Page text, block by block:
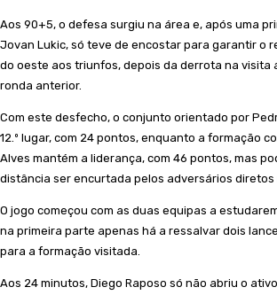
Aos 90+5, o defesa surgiu na área e, após uma
Jovan Lukic, só teve de encostar para garantir o
do oeste aos triunfos, depois da derrota na visita
ronda anterior.
Com este desfecho, o conjunto orientado por
12.º lugar, com 24 pontos, enquanto a formação
Alves mantém a liderança, com 46 pontos, mas
distância ser encurtada pelos adversários diretos
O jogo começou com as duas equipas a
na primeira parte apenas há a ressalvar dois
para a formação visitada.
Aos 24 minutos, Diego Raposo só não abriu o